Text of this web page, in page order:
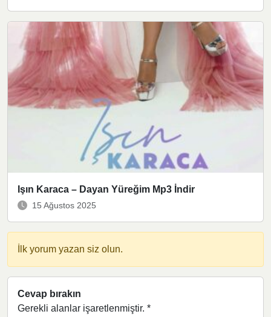
Işın Karaca – Dayan Yüreğim Mp3 İndir
15 Ağustos 2025
İlk yorum yazan siz olun.
Cevap bırakın
Gerekli alanlar işaretlenmiştir. *